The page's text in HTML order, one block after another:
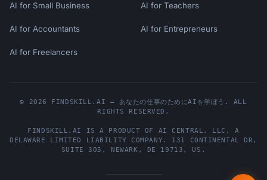
AI for Small Business AI for Teachers
AI for Accountants AI for Entrepreneurs
AI for Freelancers
© 2026 FINDSKILL.AI — あなたの仕事のためにAIを学ぼう. ALL
RIGHTS RESERVED.
FINDSKILL.AI IS A PRODUCT OF AI CENTRAL, LLC , A
DELAWARE LIMITED LIABILITY COMPANY. 131 CONTINENTAL DR,
SUITE 305 , NEWARK , DE 19713 , US .